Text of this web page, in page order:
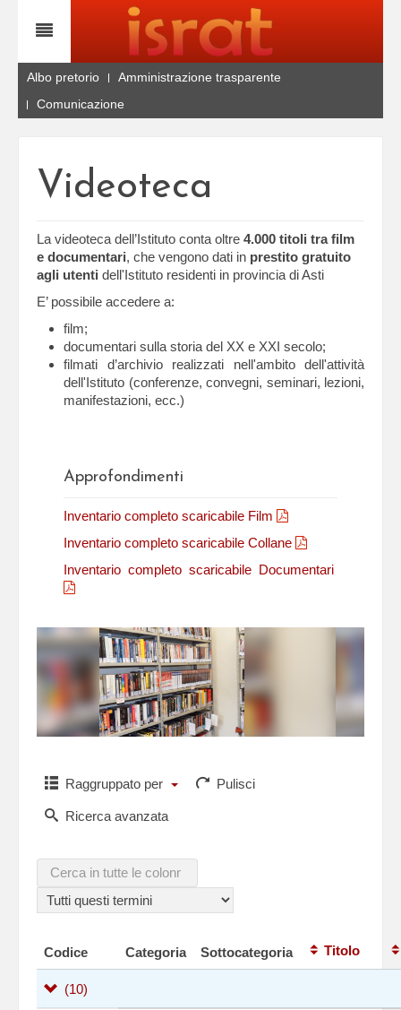
Albo pretorio
Amministrazione trasparente
Comunicazione
Videoteca
La videoteca dell’Istituto conta oltre 4.000 titoli tra film
e documentari, che vengono dati in prestito gratuito
agli utenti dell'Istituto residenti in provincia di Asti
E’ possibile accedere a:
film;
documentari sulla storia del XX e XXI secolo;
filmati d’archivio realizzati nell'ambito dell'attività
dell'Istituto (conferenze, convegni, seminari, lezioni,
manifestazioni, ecc.)
Approfondimenti
Inventario completo scaricabile Film
Inventario completo scaricabile Collane
Inventario completo scaricabile Documentari
Raggruppato per Pulisci
Ricerca avanzata
Codice Categoria Sottocategoria Titolo
(10)